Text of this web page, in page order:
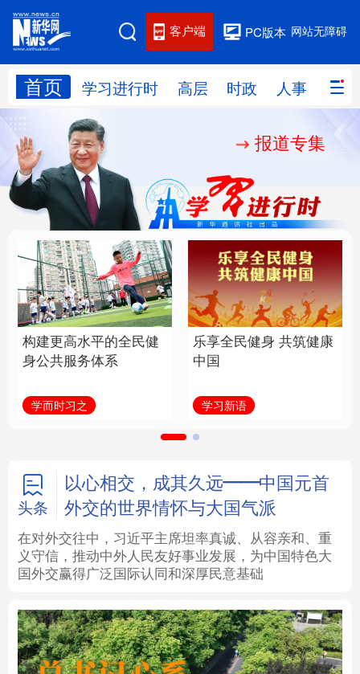
网站无障碍
PC版本
客户端
首页 学习进行时 高层 时政 人事 国际
网站地图
学习进行时 人事
国际 财经 网评
思客智库 全球连线 教育
科技 科创 量子 体育
文化 书画 健康 军事
访谈 视频 图片 政务
学术中国 乡村振兴 银龄 溯源中国
城市 旅游 能源
彩票 娱乐 时尚 悦读
文化产业
报道专集
构建更高水平的全民健
身公共服务体系
学而时习之
乐享全民健身 共筑健康
中国
学习新语
头条
以心相交，成其久远——中国元首
外交的世界情怀与大国气派
在对外交往中，习近平主席坦率真诚、从容亲和、重
义守信，推动中外人民友好事业发展，为中国特色大
国外交赢得广泛国际认同和深厚民意基础